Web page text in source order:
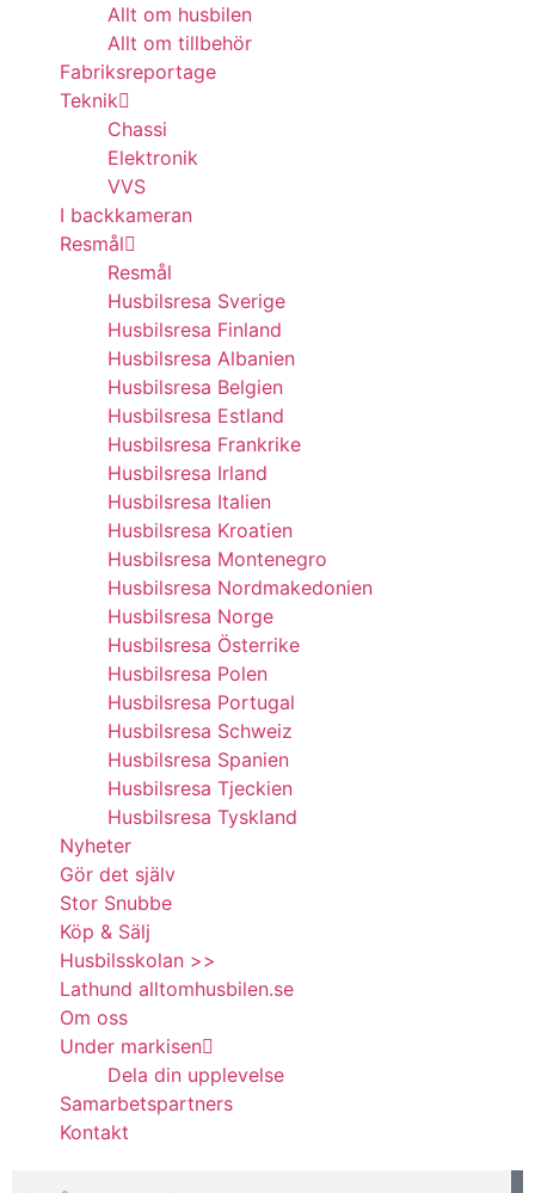
Allt om husbilen
Allt om tillbehör
Fabriksreportage
Teknik
Chassi
Elektronik
VVS
I backkameran
Resmål
Resmål
Husbilsresa Sverige
Husbilsresa Finland
Husbilsresa Albanien
Husbilsresa Belgien
Husbilsresa Estland
Husbilsresa Frankrike
Husbilsresa Irland
Husbilsresa Italien
Husbilsresa Kroatien
Husbilsresa Montenegro
Husbilsresa Nordmakedonien
Husbilsresa Norge
Husbilsresa Österrike
Husbilsresa Polen
Husbilsresa Portugal
Husbilsresa Schweiz
Husbilsresa Spanien
Husbilsresa Tjeckien
Husbilsresa Tyskland
Nyheter
Gör det själv
Stor Snubbe
Köp & Sälj
Husbilsskolan >>
Lathund alltomhusbilen.se
Om oss
Under markisen
Dela din upplevelse
Samarbetspartners
Kontakt